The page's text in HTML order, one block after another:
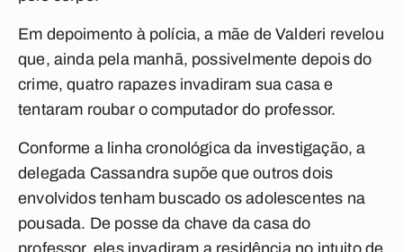
Em depoimento à polícia, a mãe de Valderi revelou
que, ainda pela manhã, possivelmente depois do
crime, quatro rapazes invadiram sua casa e
tentaram roubar o computador do professor.
Conforme a linha cronológica da investigação, a
delegada Cassandra supõe que outros dois
envolvidos tenham buscado os adolescentes na
pousada. De posse da chave da casa do
professor, eles invadiram a residência no intuito de